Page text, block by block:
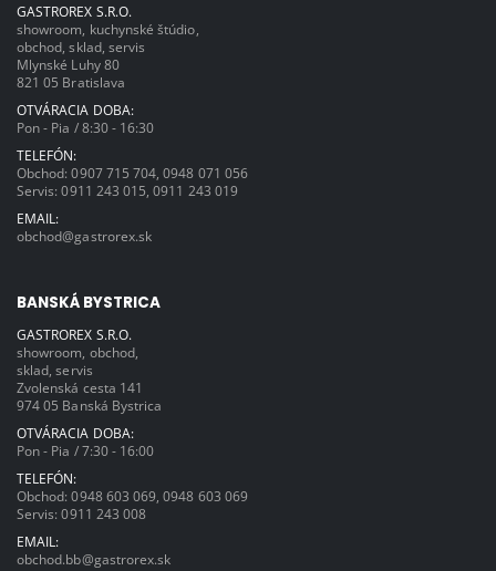
GASTROREX S.R.O.
showroom, kuchynské štúdio,
obchod, sklad, servis
Mlynské Luhy 80
821 05 Bratislava
OTVÁRACIA DOBA:
Pon - Pia / 8:30 - 16:30
TELEFÓN:
Obchod:0907 715 704 ,0948 071 056
Servis:0911 243 015 ,0911 243 019
EMAIL:
obchod@gastrorex.sk
BANSKÁ BYSTRICA
GASTROREX S.R.O.
showroom, obchod,
sklad, servis
Zvolenská cesta 141
974 05 Banská Bystrica
OTVÁRACIA DOBA:
Pon - Pia / 7:30 - 16:00
TELEFÓN:
Obchod:0948 603 069 ,0948 603 069
Servis:0911 243 008
EMAIL:
obchod.bb@gastrorex.sk